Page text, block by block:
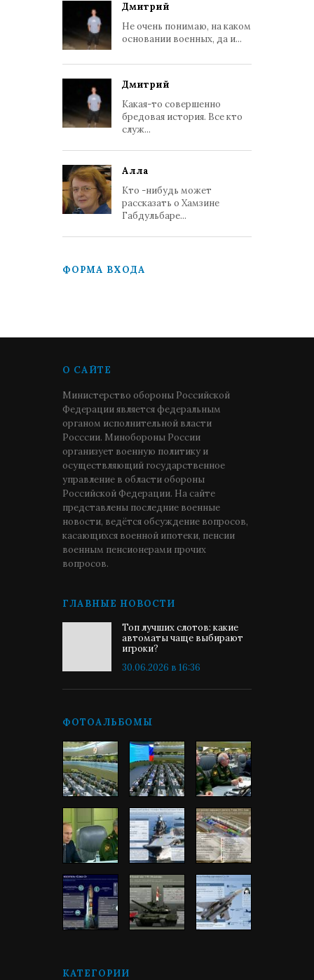
Дмитрий
Не очень понимаю, на каком
основании военных, да и...
Дмитрий
Какая-то совершенно
бредовая история. Все кто
служ...
Алла
Кто -нибудь может
рассказать о Хамзине
Габдульбаре...
ФОРМА ВХОДА
О САЙТЕ
Министерство обороны Российской
Федерации является федеральным
органом исполнительной власти
Росссии. Минобороны России
организует военную политику и
осуществляющий государственное
управление в области обороны
Российской Федерации. На сайте
представлены последние военные
новости, ведётся обсуждение вопросов,
касающихся военной ипотеки, пенсии
военным пенсионерами прочих
вопросов.
ГЛАВНЫЕ НОВОСТИ
Топ лучших слотов: какие
автоматы чаще выбирают
игроки?
30.06.2026 в 16:36
ФОТОАЛЬБОМЫ
КАТЕГОРИИ